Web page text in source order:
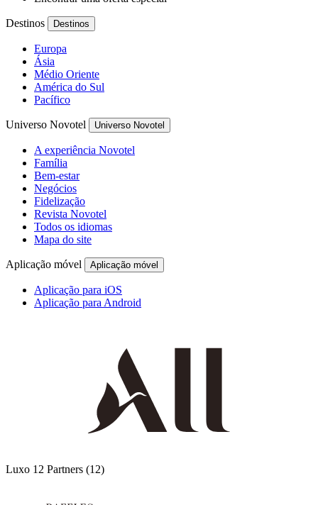
Destinos Destinos
Europa
Ásia
Médio Oriente
América do Sul
Pacífico
Universo Novotel Universo Novotel
A experiência Novotel
Família
Bem-estar
Negócios
Fidelização
Revista Novotel
Todos os idiomas
Mapa do site
Aplicação móvel Aplicação móvel
Aplicação para iOS
Aplicação para Android
Luxo 12 Partners (12)